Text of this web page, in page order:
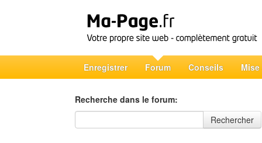
Enregistrer Forum Conseils Mise
Recherche dans le forum:
Recherche dans le forum
Rechercher